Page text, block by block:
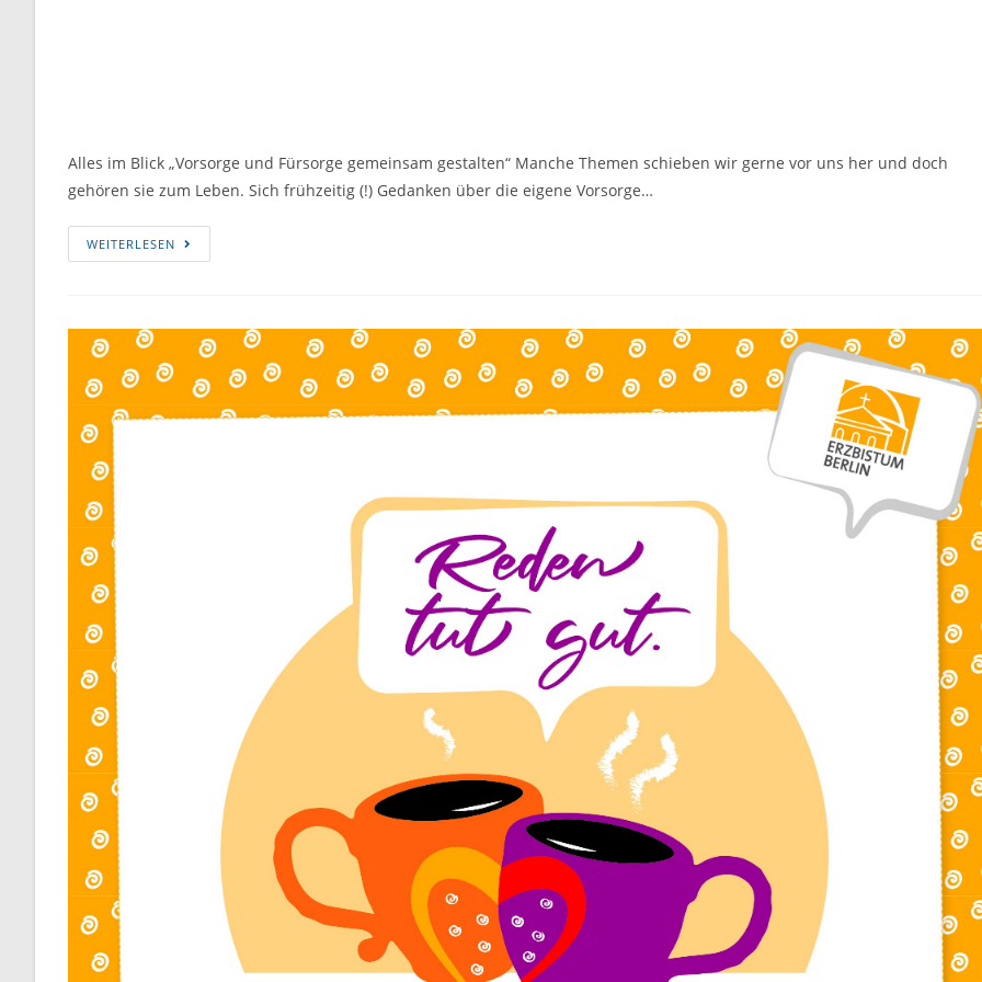
Alles im Blick „Vorsorge und Fürsorge gemeinsam gestalten“ Manche Themen schieben wir gerne vor uns her und doch
gehören sie zum Leben. Sich frühzeitig (!) Gedanken über die eigene Vorsorge…
WEITERLESEN